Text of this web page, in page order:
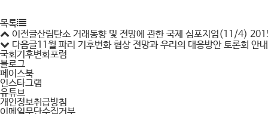
목록
이전글산림탄소 거래동향 및 전망에 관한 국제 심포지엄(11/4)
다음글11월 파리 기후변화 협상 전망과 우리의 대응방안 토론회 안내
국회기후변화포럼
블로그
페이스북
인스타그램
유튜브
개인정보취급방침